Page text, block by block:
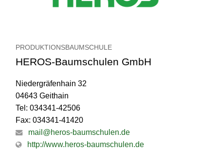
PRODUKTIONSBAUMSCHULE
HEROS-Baumschulen GmbH
Niedergräfenhain 32
04643 Geithain
Tel: 034341-42506
Fax: 034341-41420
mail@heros-baumschulen.de
http://www.heros-baumschulen.de